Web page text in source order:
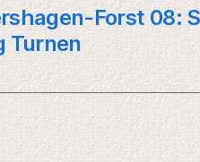
Forst 08:
Turnen